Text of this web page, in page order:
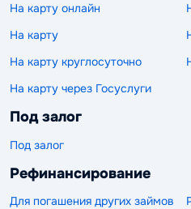
На карту онлайн
На карту
На карту круглосуточно
На карту через Госуслуги
Под залог
Под залог
Рефинансирование
Для погашения других займов